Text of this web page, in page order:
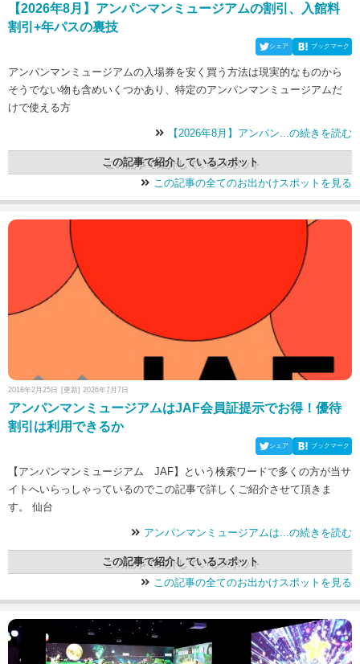
【2026年8月】アンパンマンミュージアムの割引、入館料
割引+年パスの裏技
シェア ブックマーク
アンパンマンミュージアムの入場券を安く買う方法は現実的なものから
そうでない物も含めいくつかあり、特定のアンパンマンミュージアムだ
けで使える方
【2026年8月】アンパン...の続きを読む
この記事で紹介しているスポット
この記事の全てのお出かけスポットを見る
2018年2月25日 [更新] 2026年7月7日
アンパンマンミュージアムはJAF会員証提示でお得！優待
割引は利用できるか
シェア ブックマーク
【アンパンマンミュージアム JAF】という検索ワードで多くの方が当サ
イトへいらっしゃっているのでこの記事で詳しくご紹介させて頂きま
す。 仙台
アンパンマンミュージアムは...の続きを読む
この記事で紹介しているスポット
この記事の全てのお出かけスポットを見る